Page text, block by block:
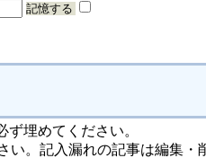
記憶する
ず埋めてください。
い。記入漏れの記事は編集・